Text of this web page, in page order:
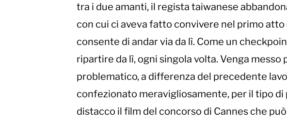
tra i due amanti, il regista taiwanese
con cui ci aveva fatto convivere nel primo
consente di andar via da lì. Come un
ripartire da lì, ogni singola volta. Venga messo
problematico, a differenza del precedente
confezionato meravigliosamente, per il tipo
distacco il film del concorso di Cannes che